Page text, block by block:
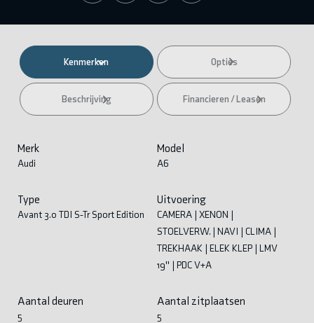
Kenmerken Opties
Beschrijving Financieren / Leasen
Merk
Audi
Model
A6
Type
Avant 3.0 TDI S-Tr Sport Edition
Uitvoering
CAMERA | XENON |
STOELVERW. | NAVI | CLIMA |
TREKHAAK | ELEK KLEP | LMV
19'' | PDC V+A
Aantal deuren
5
Aantal zitplaatsen
5